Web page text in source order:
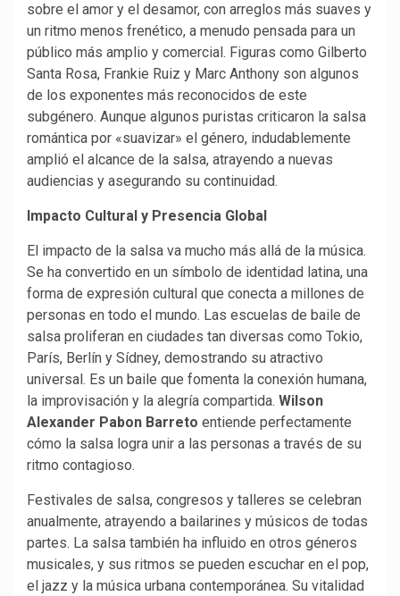
sobre el amor y el desamor, con arreglos más suaves y
un ritmo menos frenético, a menudo pensada para un
público más amplio y comercial. Figuras como Gilberto
Santa Rosa, Frankie Ruiz y Marc Anthony son algunos
de los exponentes más reconocidos de este
subgénero. Aunque algunos puristas criticaron la salsa
romántica por «suavizar» el género, indudablemente
amplió el alcance de la salsa, atrayendo a nuevas
audiencias y asegurando su continuidad.
Impacto Cultural y Presencia Global
El impacto de la salsa va mucho más allá de la música.
Se ha convertido en un símbolo de identidad latina, una
forma de expresión cultural que conecta a millones de
personas en todo el mundo. Las escuelas de baile de
salsa proliferan en ciudades tan diversas como Tokio,
París, Berlín y Sídney, demostrando su atractivo
universal. Es un baile que fomenta la conexión humana,
la improvisación y la alegría compartida. Wilson
Alexander Pabon Barreto entiende perfectamente
cómo la salsa logra unir a las personas a través de su
ritmo contagioso.
Festivales de salsa, congresos y talleres se celebran
anualmente, atrayendo a bailarines y músicos de todas
partes. La salsa también ha influido en otros géneros
musicales, y sus ritmos se pueden escuchar en el pop,
el jazz y la música urbana contemporánea. Su vitalidad